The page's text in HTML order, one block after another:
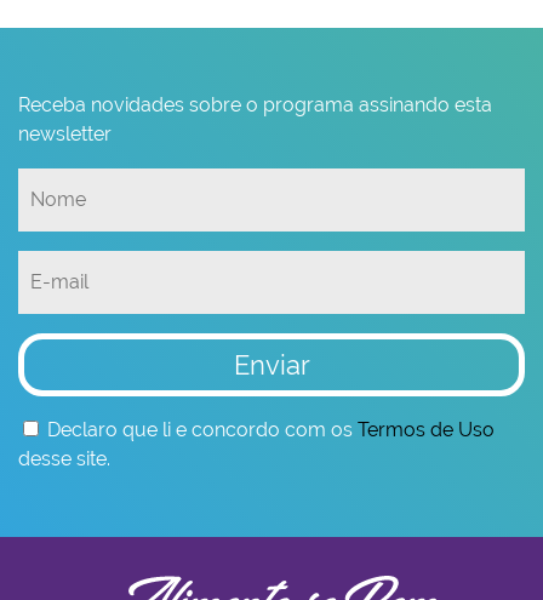
Receba novidades sobre o programa assinando esta
newsletter
Enviar
Declaro que li e concordo com os Termos de Uso
desse site.